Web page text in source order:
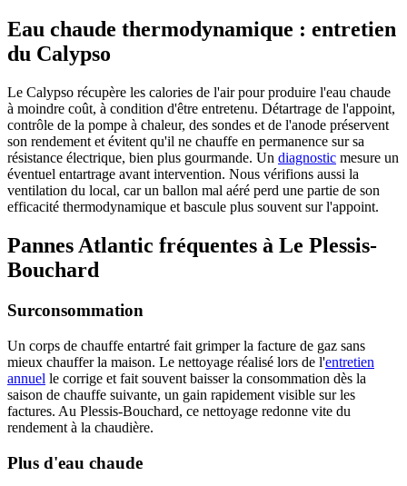
Eau chaude thermodynamique : entretien
du Calypso
Le Calypso récupère les calories de l'air pour produire l'eau chaude
à moindre coût, à condition d'être entretenu. Détartrage de l'appoint,
contrôle de la pompe à chaleur, des sondes et de l'anode préservent
son rendement et évitent qu'il ne chauffe en permanence sur sa
résistance électrique, bien plus gourmande. Un diagnostic mesure un
éventuel entartrage avant intervention. Nous vérifions aussi la
ventilation du local, car un ballon mal aéré perd une partie de son
efficacité thermodynamique et bascule plus souvent sur l'appoint.
Pannes Atlantic fréquentes à Le Plessis-
Bouchard
Surconsommation
Un corps de chauffe entartré fait grimper la facture de gaz sans
mieux chauffer la maison. Le nettoyage réalisé lors de l'entretien
annuel le corrige et fait souvent baisser la consommation dès la
saison de chauffe suivante, un gain rapidement visible sur les
factures. Au Plessis-Bouchard, ce nettoyage redonne vite du
rendement à la chaudière.
Plus d'eau chaude